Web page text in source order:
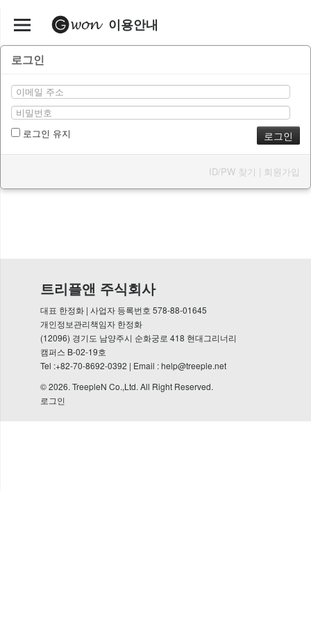
이용안내
로그인
로그인 유지
ID/PW 찾기 | 회원가입
트리플앤 주식회사
대표 한정화 | 사업자 등록번호 578-88-01645
개인정보관리책임자 한정화
(12096) 경기도 남양주시 순화궁로 418 현대그리너리
캠퍼스 B-02-19호
Tel :+82-70-8692-0392 | Email : help@treeple.net
© 2026.TreepleN Co.,Ltd. All Right Reserved.
로그인